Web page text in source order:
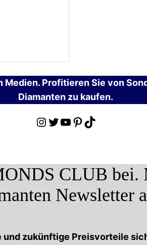
Profitieren Sie von
Diamanten zu kaufen.
Instagram
Twitter
YouTube
Pinterest
TikTok
CLUB bei.
Newsletter
und zukünftige Preisvorteile